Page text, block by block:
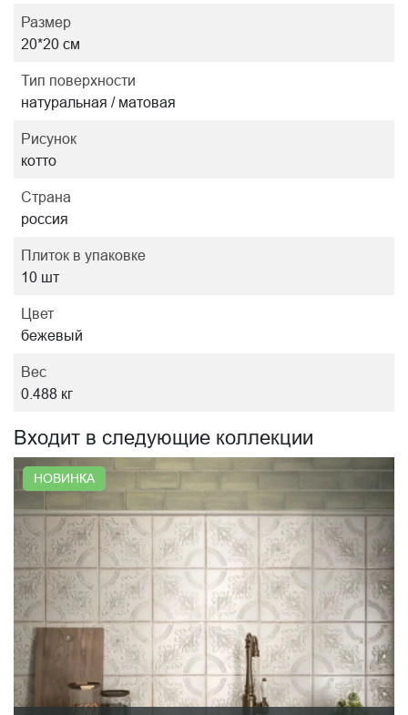
Размер
20*20 см
Тип поверхности
натуральная / матовая
Рисунок
котто
Страна
россия
Плиток в упаковке
10 шт
Цвет
бежевый
Вес
0.488 кг
Входит в следующие коллекции
НОВИНКА